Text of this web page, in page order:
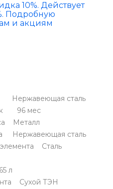
10%. Действует
Подробную
и акциям
Нержавеющая сталь
96 мес
Металл
Нержавеющая сталь
элемента Сталь
л
Сухой ТЭН